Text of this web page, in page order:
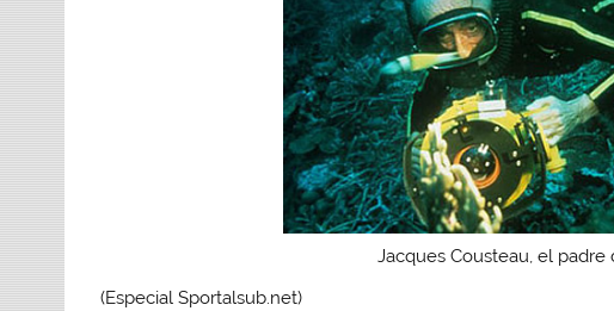
Jacques Cousteau, el
(Especial Sportalsub.net)